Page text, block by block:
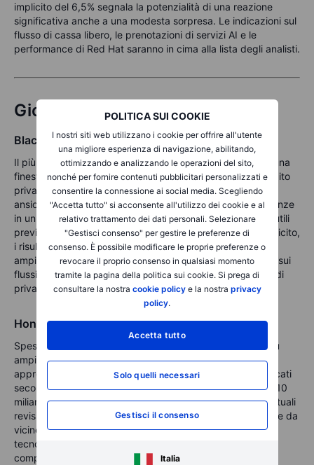
POLITICA SUI COOKIE
I nostri siti web utilizzano i cookie per offrire all'utente
una migliore esperienza di navigazione, abilitando,
ottimizzando e analizzando le operazioni del sito,
nonché per fornire contenuti pubblicitari personalizzati e
consentire la connessione ai social media. Scegliendo
"Accetta tutto" si acconsente all'utilizzo dei cookie e al
relativo trattamento dei dati personali. Selezionare
"Gestisci consenso" per gestire le preferenze di
consenso. È possibile modificare le proprie preferenze o
revocare il proprio consenso in qualsiasi momento
tramite la pagina della politica sui cookie. Si prega di
consultare la nostra cookie policye la nostra privacy
policy.
Accetta tutto
Solo quelli necessari
Gestisci il consenso
Italia
implicito del 6,5% segnala la potenzialità di una reazione
significativa anche a una modesta sorpresa. Le indicazioni sul
flusso di cassa libero, le prenotazioni di servizi AI e le
performance di Red Hat saranno in cima alla lista degli analisti.
Giovedì 24 luglio
Blackstone
Il più grande gestore di asset alternativi al mondo offrirà una
finestra sulla domanda istituzionale, il momentum del credito
privato e la performance immobiliare. Gli investitori sono
ansiosi di vedere come raccolta fondi e uscite sono tendenze
in un contesto di mercati dei capitali più favorevole. Con utili
previsti di $1,09 per azione e un movimento del 4,7% implicito,
i risultati di Blackstone potrebbero avere implicazioni più
ampie per i titoli finanziari. Anche rilevanti: aggiornamenti sui
flussi retail in BREIT e la performance delle recenti uscite di
private equity.
Honeywell
Spesso vista come un proxy per l'economia industriale più
ampia, il report di Honeywell dirà molto sulle catene di
approvvigionamento, la domanda di automazione e i mercati
secondari aerospaziali. Gli EPS sono previsti a $2,66 su $10
miliardi di ricavi, con un movimento atteso del 3,6%. Eventuali
revisioni alle previsioni per l'intero anno saranno monitorate da
vicino. Cerca segnali sull'automazione dei magazzini, le
tecnologie edilizie e se il settore aerospaziale continua a
compensare la debolezza in altri segmenti.